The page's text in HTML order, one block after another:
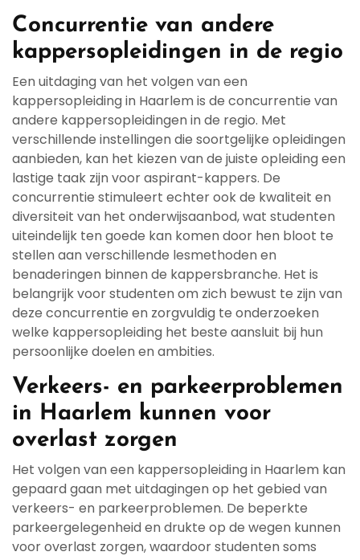
Concurrentie van andere
kappersopleidingen in de regio
Een uitdaging van het volgen van een
kappersopleiding in Haarlem is de concurrentie van
andere kappersopleidingen in de regio. Met
verschillende instellingen die soortgelijke opleidingen
aanbieden, kan het kiezen van de juiste opleiding een
lastige taak zijn voor aspirant-kappers. De
concurrentie stimuleert echter ook de kwaliteit en
diversiteit van het onderwijsaanbod, wat studenten
uiteindelijk ten goede kan komen door hen bloot te
stellen aan verschillende lesmethoden en
benaderingen binnen de kappersbranche. Het is
belangrijk voor studenten om zich bewust te zijn van
deze concurrentie en zorgvuldig te onderzoeken
welke kappersopleiding het beste aansluit bij hun
persoonlijke doelen en ambities.
Verkeers- en parkeerproblemen
in Haarlem kunnen voor
overlast zorgen
Het volgen van een kappersopleiding in Haarlem kan
gepaard gaan met uitdagingen op het gebied van
verkeers- en parkeerproblemen. De beperkte
parkeergelegenheid en drukte op de wegen kunnen
voor overlast zorgen, waardoor studenten soms